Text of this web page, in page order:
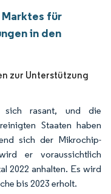
Marktes für
in den
zur Unterstützung
sich rasant, und die
Staaten haben
sich der Mikrochip-
er voraussichtlich
2022 anhalten. Es wird
bis 2023 erholt.